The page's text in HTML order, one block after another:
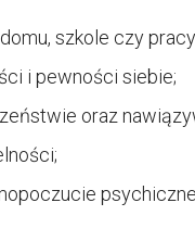
szkole czy
i pewności siebie;
oraz
psychiczne.